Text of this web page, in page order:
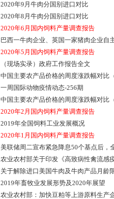
2020年9月牛肉分国别进口对比
2020年8月牛肉分国别进口对比
2020年6月国内饲料产量调查报告
巴西一牛肉企业、英国一家猪肉企业自
2020年5月国内饲料产量调查报告
（现场实录）政府工作报告全文
中国主要农产品价格的周度涨跌幅对比
一周国际动物疫情动态-256期
中国主要农产品价格的周度涨跌幅对比
2020年2月国内饲料产量调查报告
2019年全国饲料工业发展概况
2020年1月国内饲料产量调查报告
美联储周二宣布紧急降息50个基点后，
农业农村部关于印发《高致病性禽流感
关于解除进口美国牛肉及牛肉产品月龄
2019年畜牧业发展形势及2020年展望
农业农村部：加快豆粕等上游原料生产